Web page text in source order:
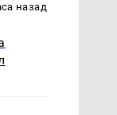
назад